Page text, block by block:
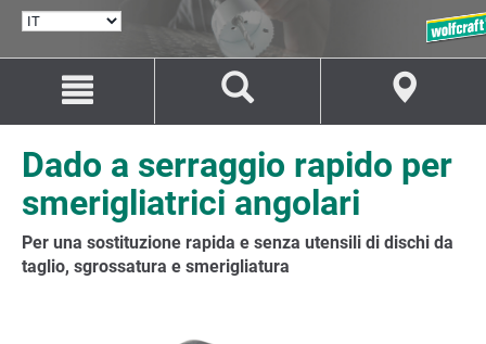
SELEZIONA
contenuto
navigazione
Dado a serraggio rapido per
smerigliatrici angolari
Per una sostituzione rapida e senza utensili di dischi da
taglio, sgrossatura e smerigliatura